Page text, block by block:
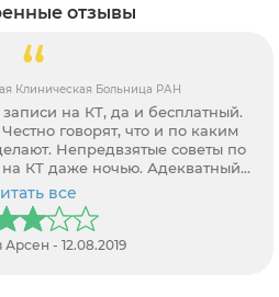
отзывы
Клиническая Больница РАН
на КТ, да и бесплатный.
говорят, что и по каким
Непредвзятые советы по
на КТ даже ночью. Адекватный
все
- 12.08.2019